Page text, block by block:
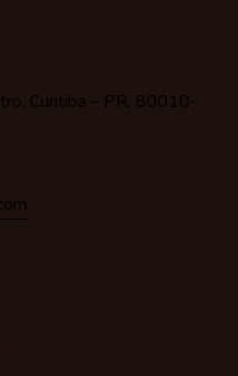
Curitiba – PR, 80010-